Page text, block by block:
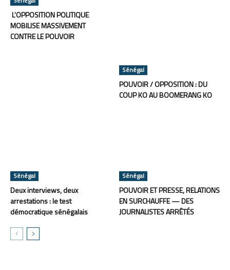
L’OPPOSITION POLITIQUE
MOBILISE MASSIVEMENT
CONTRE LE POUVOIR
Sénégal
POUVOIR / OPPOSITION : DU
COUP KO AU BOOMERANG KO
Sénégal
Deux interviews, deux
arrestations : le test
démocratique sénégalais
Sénégal
POUVOIR ET PRESSE, RELATIONS
EN SURCHAUFFE — DES
JOURNALISTES ARRÊTÉS